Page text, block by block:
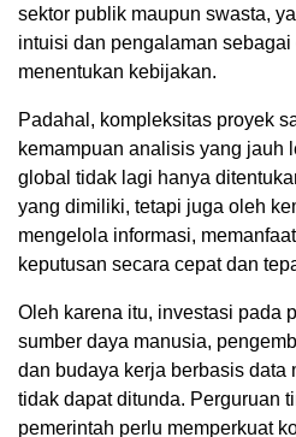
sektor publik maupun swasta,
intuisi dan pengalaman
menentukan kebijakan.
Padahal, kompleksitas proyek
kemampuan analisis yang jauh
global tidak lagi hanya
yang dimiliki, tetapi juga oleh
mengelola informasi,
keputusan secara cepat dan
Oleh karena itu, investasi pada
sumber daya manusia,
dan budaya kerja berbasis data
tidak dapat ditunda. Perguruan
pemerintah perlu memperkuat